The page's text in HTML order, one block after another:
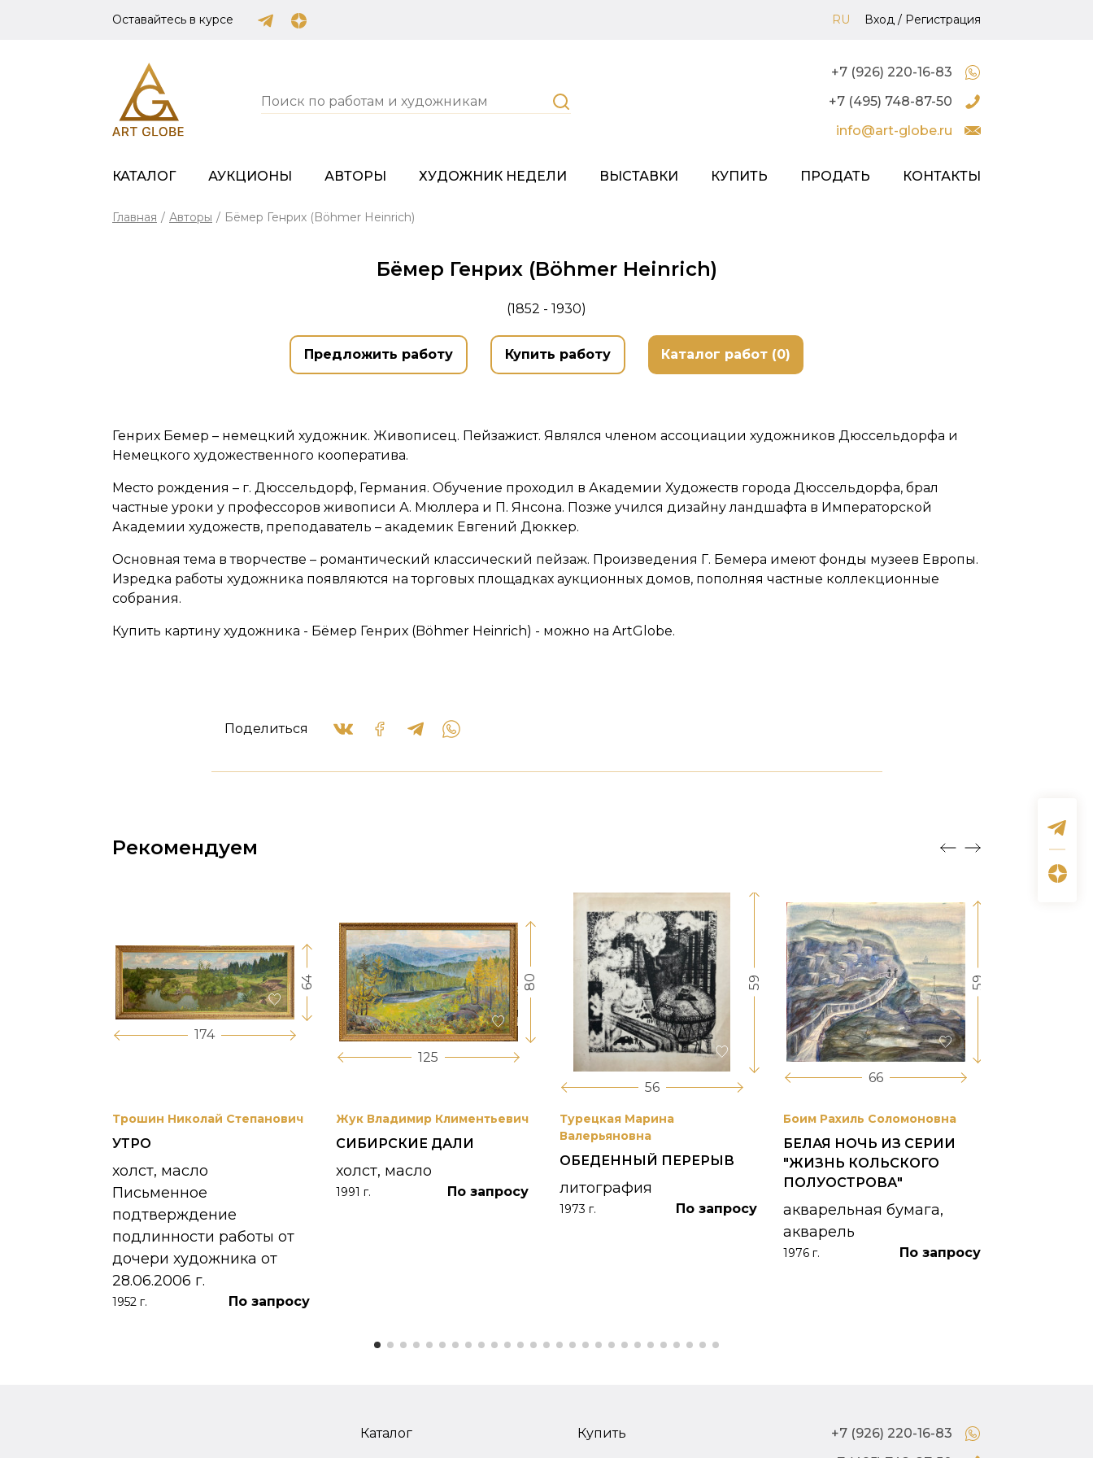
Оставайтесь в курсе RU Вход / Регистрация
+7 (926) 220-16-83
+7 (495) 748-87-50
info@art-globe.ru
КАТАЛОГ АУКЦИОНЫ АВТОРЫ ХУДОЖНИК НЕДЕЛИ ВЫСТАВКИ КУПИТЬ ПРОДАТЬ КОНТАКТЫ
Главная / Авторы / Бёмер Генрих (Böhmer Heinrich)
Бёмер Генрих (Böhmer Heinrich)
(1852 - 1930)
Предложить работу Купить работу Каталог работ (0)
Генрих Бемер – немецкий художник. Живописец. Пейзажист. Являлся членом ассоциации художников Дюссельдорфа и
Немецкого художественного кооператива.
Место рождения – г. Дюссельдорф, Германия. Обучение проходил в Академии Художеств города Дюссельдорфа, брал
частные уроки у профессоров живописи А. Мюллера и П. Янсона. Позже учился дизайну ландшафта в Императорской
Академии художеств, преподаватель – академик Евгений Дюккер.
Основная тема в творчестве – романтический классический пейзаж. Произведения Г. Бемера имеют фонды музеев Европы.
Изредка работы художника появляются на торговых площадках аукционных домов, пополняя частные коллекционные
собрания.
Купить картину художника - Бёмер Генрих (Böhmer Heinrich) - можно на ArtGlobe.
Поделиться
Рекомендуем
174
64
Трошин Николай Степанович
УТРО
холст, масло
Письменное
подтверждение
подлинности работы от
дочери художника от
28.06.2006 г.
1952 г. По запросу
125
80
Жук Владимир Климентьевич
СИБИРСКИЕ ДАЛИ
холст, масло
1991 г. По запросу
56
59
Турецкая Марина
Валерьяновна
ОБЕДЕННЫЙ ПЕРЕРЫВ
литография
1973 г. По запросу
66
59
Боим Рахиль Соломоновна
БЕЛАЯ НОЧЬ ИЗ СЕРИИ
"ЖИЗНЬ КОЛЬСКОГО
ПОЛУОСТРОВА"
акварельная бумага,
акварель
1976 г. По запросу
Каталог Купить
+7 (926) 220-16-83